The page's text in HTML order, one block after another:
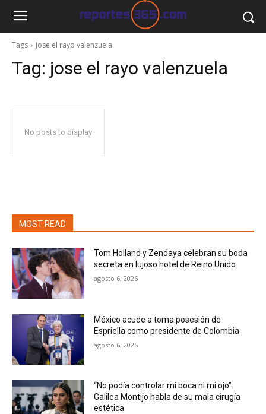
Tags Jose el rayo valenzuela
Tag: jose el rayo valenzuela
No posts to display
MOST READ
Tom Holland y Zendaya celebran su boda
secreta en lujoso hotel de Reino Unido
agosto 6, 2026
México acude a toma posesión de
Espriella como presidente de Colombia
agosto 6, 2026
“No podía controlar mi boca ni mi ojo”:
Galilea Montijo habla de su mala cirugía
estética